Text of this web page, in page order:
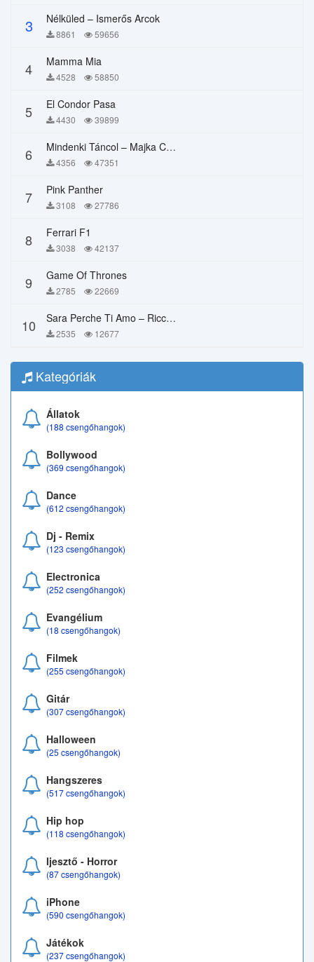
3 Nélküled – Ismerős Arcok
8861 59656
4 Mamma Mia
4528 58850
5 El Condor Pasa
4430 39899
6 Mindenki Táncol – Majka Curtis, Péter Majoros
4356 47351
7 Pink Panther
3108 27786
8 Ferrari F1
3038 42137
9 Game Of Thrones
2785 22669
10 Sara Perche Ti Amo – Ricchi E Poveri
2535 12677
Kategóriák
Állatok
(188 csengőhangok)
Bollywood
(369 csengőhangok)
Dance
(612 csengőhangok)
Dj - Remix
(123 csengőhangok)
Electronica
(252 csengőhangok)
Evangélium
(18 csengőhangok)
Filmek
(255 csengőhangok)
Gitár
(307 csengőhangok)
Halloween
(25 csengőhangok)
Hangszeres
(517 csengőhangok)
Hip hop
(118 csengőhangok)
Ijesztő - Horror
(87 csengőhangok)
iPhone
(590 csengőhangok)
Játékok
(237 csengőhangok)